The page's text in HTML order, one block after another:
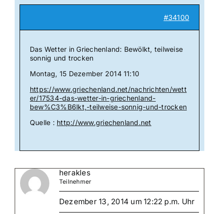
#34100
Das Wetter in Griechenland: Bewölkt, teilweise
sonnig und trocken
Montag, 15 Dezember 2014 11:10
https://www.griechenland.net/nachrichten/wett
er/17534-das-wetter-in-griechenland-
bew%C3%B6lkt,-teilweise-sonnig-und-trocken
Quelle : http://www.griechenland.net
herakles
Teilnehmer
Dezember 13, 2014 um 12:22 p.m. Uhr